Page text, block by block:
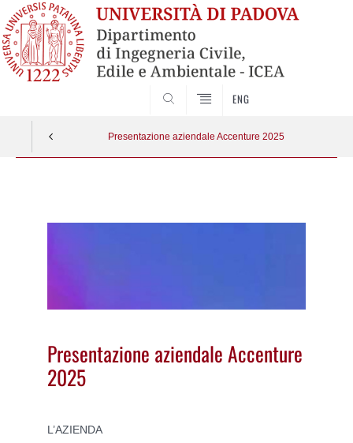
ENG
Presentazione aziendale Accenture 2025
Presentazione aziendale Accenture
2025
L’AZIENDA